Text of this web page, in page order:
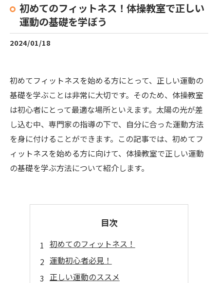
初めてのフィットネス！体操教室で正しい
運動の基礎を学ぼう
2024/01/18
初めてフィットネスを始める方にとって、正しい運動の
基礎を学ぶことは非常に大切です。そのため、体操教室
は初心者にとって最適な場所といえます。太陽の光が差
し込む中、専門家の指導の下で、自分に合った運動方法
を身に付けることができます。この記事では、初めてフ
ィットネスを始める方に向けて、体操教室で正しい運動
の基礎を学ぶ方法について紹介します。
目次
初めてのフィットネス！
運動初心者必見！
正しい運動のススメ